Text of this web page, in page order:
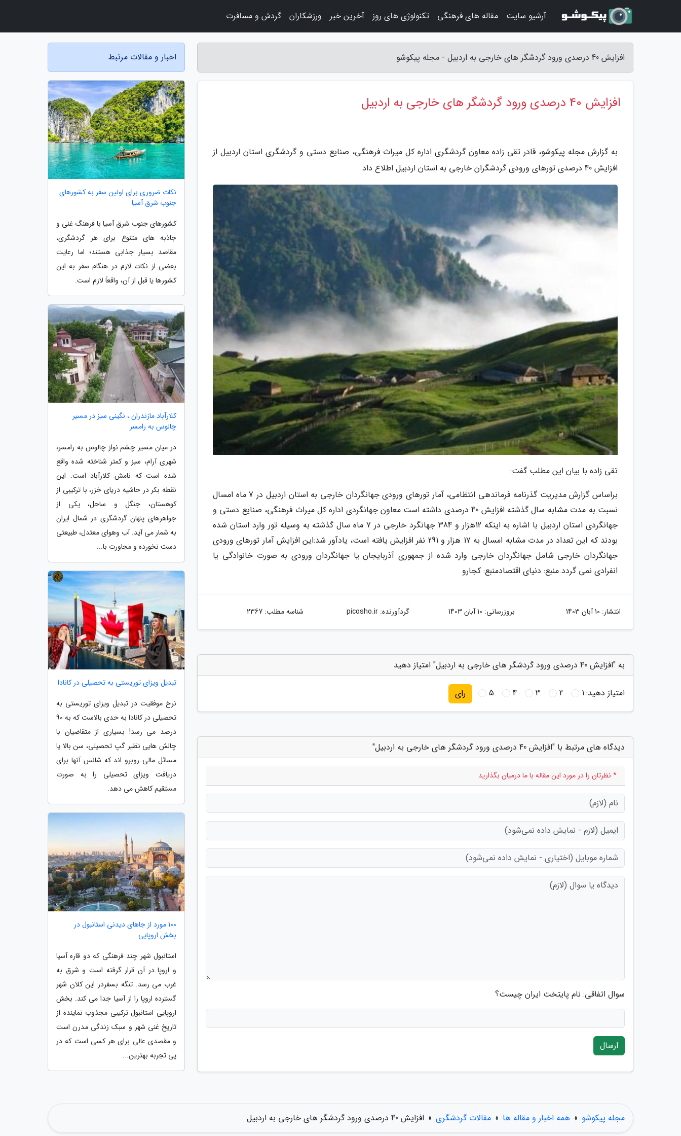
افزایش 40 درصدی ورود گردشگر های خارجی به اردبیل - مجله پیکوشو
افزایش 40 درصدی ورود گردشگر های خارجی به اردبیل
به گزارش مجله پیکوشو، قادر تقی زاده معاون گردشگری اداره کل میراث فرهنگی، صنایع دستی و گردشگری استان اردبیل از
افزایش 40 درصدی تورهای ورودی گردشگران خارجی به استان اردبیل اطلاع داد.
تقی زاده با بیان این مطلب گفت:
براساس گزارش مدیریت گذرنامه فرماندهی انتظامی، آمار تورهای ورودی جهانگردان خارجی به استان اردبیل در 7 ماه امسال
نسبت به مدت مشابه سال گذشته افزایش 40 درصدی داشته است.معاون جهانگردی اداره کل میراث فرهنگی، صنایع دستی و
جهانگردی استان اردبیل با اشاره به اینکه 12هزار و 384 جهانگرد خارجی در 7 ماه سال گذشته به وسیله تور وارد استان شده
بودند که این تعداد در مدت مشابه امسال به 17 هزار و 291 نفر افزایش یافته است، یادآور شد:این افزایش آمار تورهای ورودی
جهانگردان خارجی شامل جهانگردان خارجی وارد شده از جمهوری آذربایجان یا جهانگردان ورودی به صورت خانوادگی یا
انفرادی نمی گردد.منبع: دنیای اقتصادمنبع: کجارو
انتشار: 10 آبان 1403 بروزرسانی: 10 آبان 1403 گردآورنده:picosho.ir شناسه مطلب: 2367
به "افزایش 40 درصدی ورود گردشگر های خارجی به اردبیل" امتیاز دهید
امتیاز دهید:1
2
3
4
5 رای
دیدگاه های مرتبط با "افزایش 40 درصدی ورود گردشگر های خارجی به اردبیل"
* نظرتان را در مورد این مقاله با ما درمیان بگذارید
سوال اتفاقی: نام پایتخت ایران چیست؟
ارسال
اخبار و مقالات مرتبط
نکات ضروری برای اولین سفر به کشورهای
جنوب شرق آسیا
کشورهای جنوب شرق آسیا با فرهنگ غنی و
جاذبه های متنوع برای هر گردشگری،
مقاصد بسیار جذابی هستند؛ اما رعایت
بعضی از نکات لازم در هنگام سفر به این
کشورها یا قبل از آن، واقعاً لازم است.
کلارآباد مازندران ، نگینی سبز در مسیر
چالوس به رامسر
در میان مسیر چشم نواز چالوس به رامسر،
شهری آرام، سبز و کمتر شناخته شده واقع
شده است که نامش کلارآباد است. این
نقطه بکر در حاشیه دریای خزر، با ترکیبی از
کوهستان، جنگل و ساحل، یکی از
جواهرهای پنهان گردشگری در شمال ایران
به شمار می آید. آب وهوای معتدل، طبیعتی
دست نخورده و مجاورت با...
تبدیل ویزای توریستی به تحصیلی در کانادا
نرخ موفقیت در تبدیل ویزای توریستی به
تحصیلی در کانادا به حدی بالاست که به 90
درصد می رسد! بسیاری از متقاضیان با
چالش هایی نظیر گپ تحصیلی، سن بالا یا
مسائل مالی روبرو اند که شانس آنها برای
دریافت ویزای تحصیلی را به صورت
مستقیم کاهش می دهد.
100 مورد از جاهای دیدنی استانبول در
بخش اروپایی
استانبول شهر چند فرهنگی که دو قاره آسیا
و اروپا در آن قرار گرفته است و شرق به
غرب می رسد. تنگه بسفردر این کلان شهر
گسترده اروپا را از آسیا جدا می کند. بخش
اروپایی استانبول ترکیبی مجذوب نماینده از
تاریخ غنی شهر و سبک زندگی مدرن است
و مقصدی عالی برای هر کسی است که در
پی تجربه بهترین...
مجله پیکوشو » همه اخبار و مقاله ها » مقالات گردشگری » افزایش 40 درصدی ورود گردشگر های خارجی به اردبیل
آرشیو سایت مقاله های فرهنگی تکنولوژی های روز آخرین خبر ورزشکاران گردش و مسافرت